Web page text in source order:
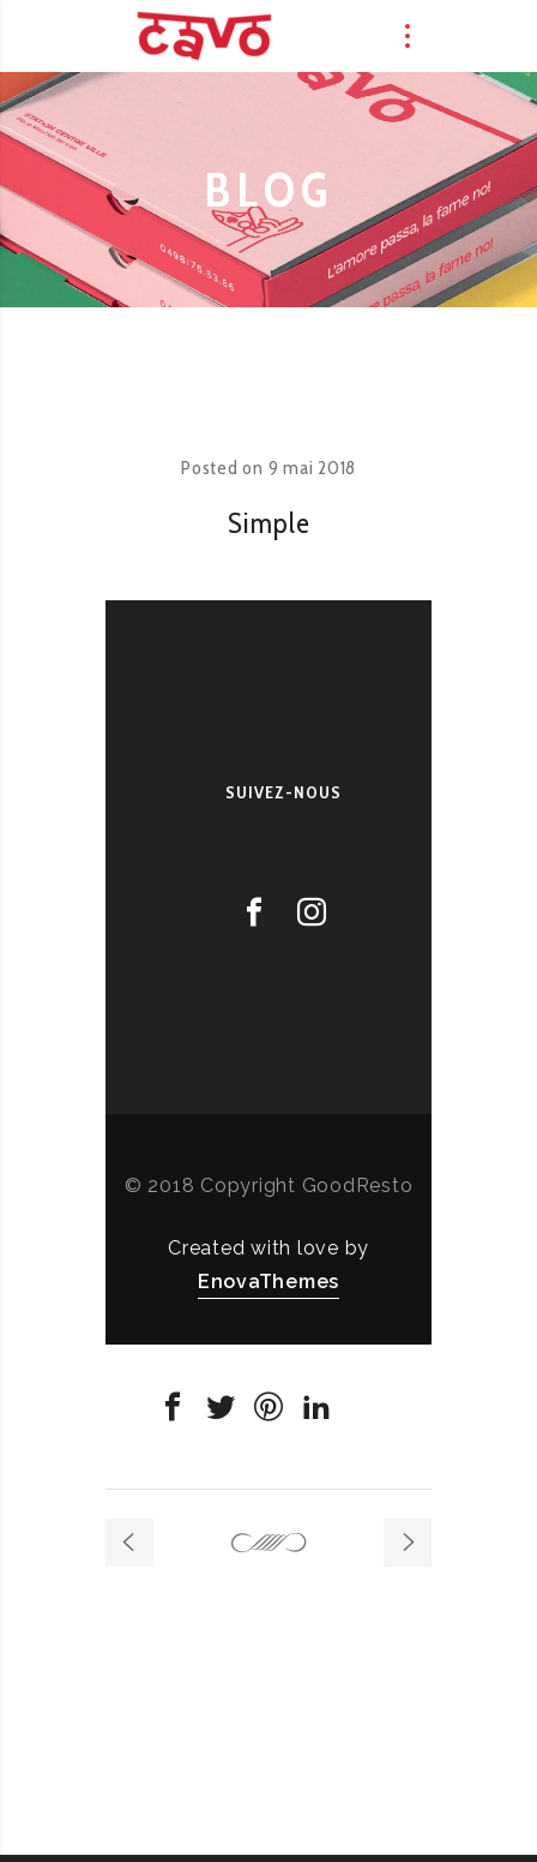
BLOG
Posted on 9 mai 2018
Simple
SUIVEZ-NOUS
© 2018 Copyright GoodResto
Created with love by
EnovaThemes